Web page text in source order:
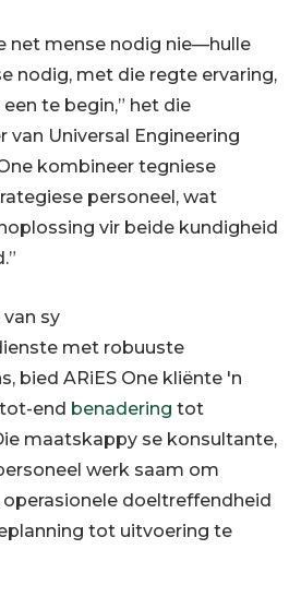
net mense nodig nie—hulle
nodig, met die regte ervaring,
te begin,” het die
van Universal Engineering
kombineer tegniese
personeel, wat
vir beide kundigheid
sy
met robuuste
bied ARiES One kliënte 'n
end benadering tot
maatskappy se konsultante,
werk saam om
doeltreffendheid
tot uitvoering te